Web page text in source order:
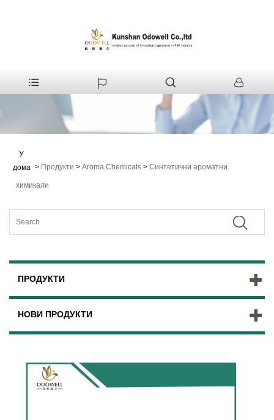
У
дома > Продукти > Aroma Chemicals > Синтетични ароматни
химикали
ПРОДУКТИ
НОВИ ПРОДУКТИ